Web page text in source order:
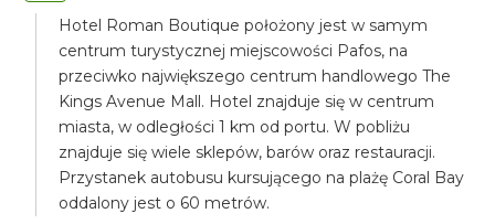
Hotel Roman Boutique położony jest w samym
centrum turystycznej miejscowości Pafos, na
przeciwko największego centrum handlowego The
Kings Avenue Mall. Hotel znajduje się w centrum
miasta, w odległości 1 km od portu. W pobliżu
znajduje się wiele sklepów, barów oraz restauracji.
Przystanek autobusu kursującego na plażę Coral Bay
oddalony jest o 60 metrów.